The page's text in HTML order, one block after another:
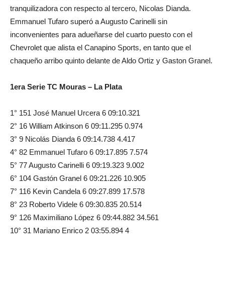
tranquilizadora con respecto al tercero, Nicolas Dianda.
Emmanuel Tufaro superó a Augusto Carinelli sin
inconvenientes para adueñarse del cuarto puesto con el
Chevrolet que alista el Canapino Sports, en tanto que el
chaqueño arribo quinto delante de Aldo Ortiz y Gaston Granel.
1era Serie TC Mouras – La Plata
1° 151 José Manuel Urcera 6 09:10.321
2° 16 William Atkinson 6 09:11.295 0.974
3° 9 Nicolás Dianda 6 09:14.738 4.417
4° 82 Emmanuel Tufaro 6 09:17.895 7.574
5° 77 Augusto Carinelli 6 09:19.323 9.002
6° 104 Gastón Granel 6 09:21.226 10.905
7° 116 Kevin Candela 6 09:27.899 17.578
8° 23 Roberto Videle 6 09:30.835 20.514
9° 126 Maximiliano López 6 09:44.882 34.561
10° 31 Mariano Enrico 2 03:55.894 4